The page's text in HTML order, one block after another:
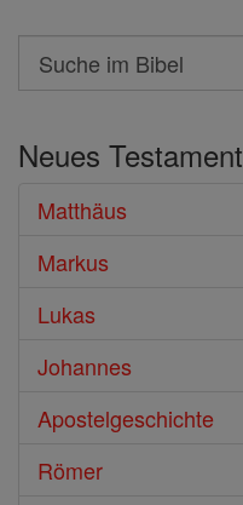
Search
Suche
Bibel
Neues Testament
Matthäus
Markus
Lukas
Johannes
Apostelgeschichte
Römer